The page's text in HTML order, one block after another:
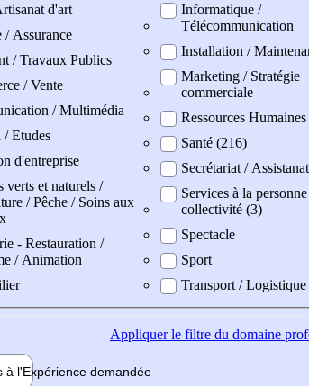
d'art
/ Assurance
/ Travaux Publics
/ Vente
/ Multimédia
/ Etudes
d'entreprise
verts et naturels /
/ Pêche / Soins aux
- Restauration /
/ Animation
Informatique /
Télécommunication
Installation /
Marketing / Stratégie
commerciale
Ressources Humaines
Santé (216)
Secrétariat / Assistanat
Services à la
collectivité (3)
Spectacle
Sport
Transport / Logistique
Appliquerle filtre du domaine
à l'Expérience demandée